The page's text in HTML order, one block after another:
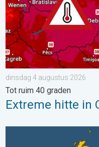
dinsdag 4 augustus 2026
Tot ruim 40 graden
Extreme hitte in
Europese zeeën zijn